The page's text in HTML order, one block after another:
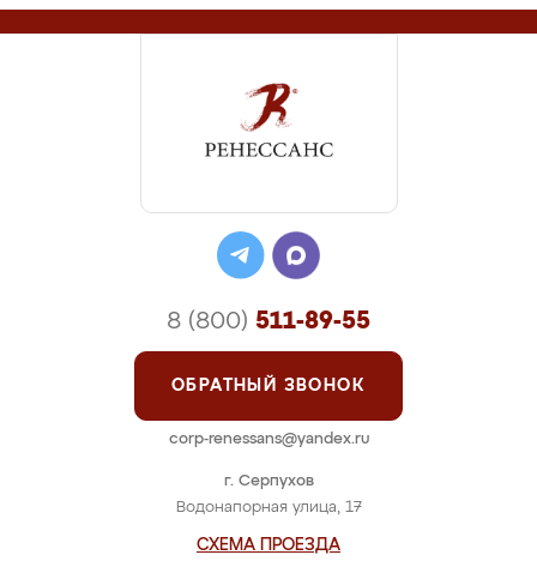
г. Серпухов
Водонапорная улица, 17
СХЕМА ПРОЕЗДА
8 (800) 511-89-55
ОБРАТНЫЙ ЗВОНОК
corp-renessans@yandex.ru